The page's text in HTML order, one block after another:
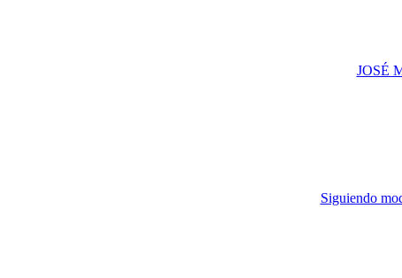
JOSÉ
Siguiendo